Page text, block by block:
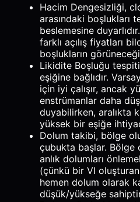
Hacim Dengesizliği,
arasındaki
beslemesine
farklı açılış fiyatları
boşlukların
Likidite Boşluğu
eşiğine bağlıdır.
için iyi çalışır, ancak
enstrümanlar daha
duyabilirken, aralıkta
yüksek bir eşiğe
Dolum takibi, bölge
çubukta başlar. Bölge
anlık dolumları
(çünkü bir VI
hemen dolum olarak
düşük/yükseğe